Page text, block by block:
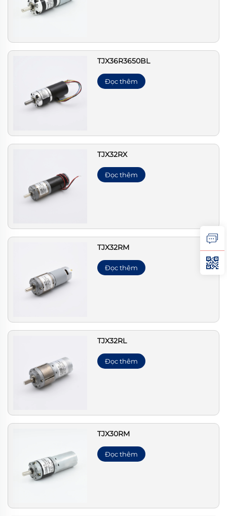
TJX36R3650BL
Đọc thêm
TJX32RX
Đọc thêm
TJX32RM
Đọc thêm
TJX32RL
Đọc thêm
TJX30RM
Đọc thêm